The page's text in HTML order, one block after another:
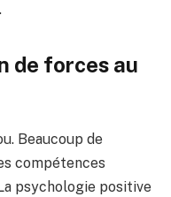
de forces au
Beaucoup de
compétences
psychologie positive